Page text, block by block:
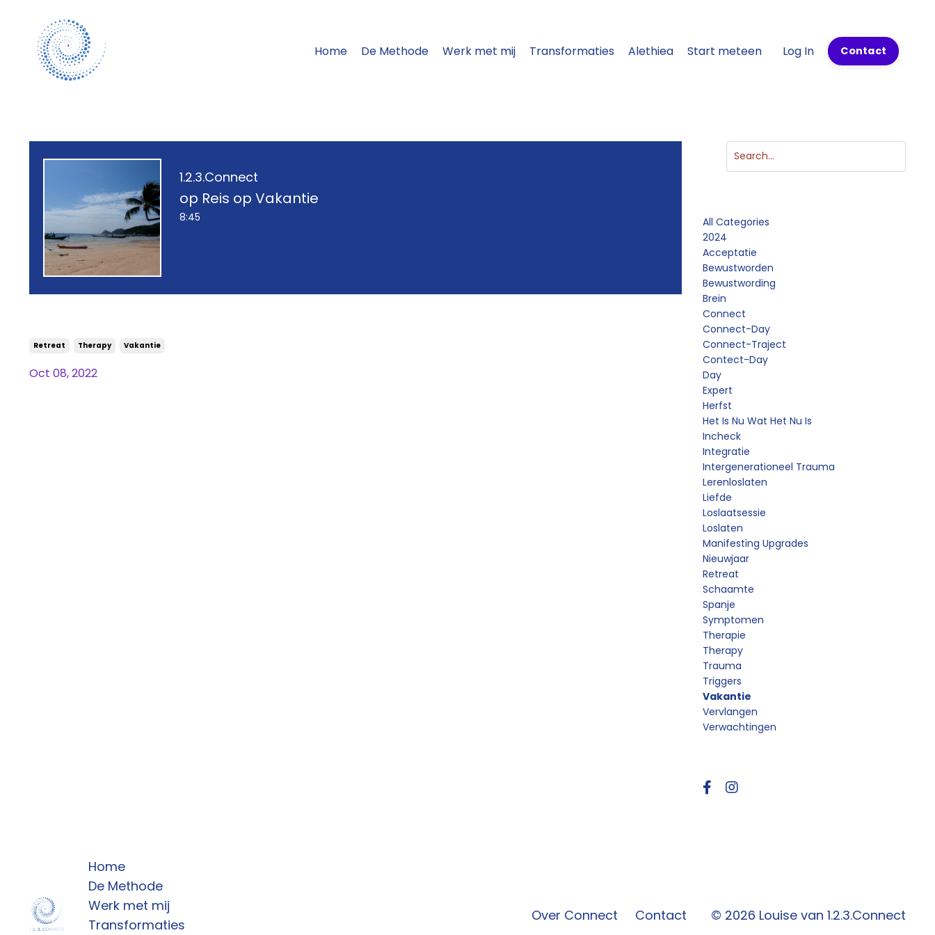
Home De Methode Werk met mij Transformaties Alethiea Start meteen Log In Contact
1.2.3.Connect
op Reis op Vakantie
8:45
Retreat Therapy Vakantie
Oct 08, 2022
All Categories
2024
Acceptatie
Bewustworden
Bewustwording
Brein
Connect
Connect-Day
Connect-Traject
Contect-Day
Day
Expert
Herfst
Het Is Nu Wat Het Nu Is
Incheck
Integratie
Intergenerationeel Trauma
Lerenloslaten
Liefde
Loslaatsessie
Loslaten
Manifesting Upgrades
Nieuwjaar
Retreat
Schaamte
Spanje
Symptomen
Therapie
Therapy
Trauma
Triggers
Vakantie
Vervlangen
Verwachtingen
Home
De Methode
Werk met mij
Transformaties
Over Connect Contact © 2026 Louise van 1.2.3.Connect